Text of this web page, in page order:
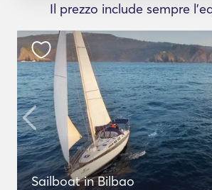
Il prezzo include sempre
Sailboat in Bilbao